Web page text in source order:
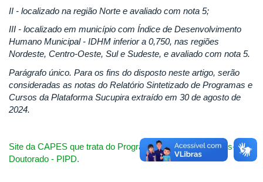
II - localizado na região Norte e avaliado com nota 5;
III - localizado em município com Índice de Desenvolvimento
Humano Municipal - IDHM inferior a 0,750, nas regiões
Nordeste, Centro-Oeste, Sul e Sudeste, e avaliado com nota 5.
Parágrafo único. Para os fins do disposto neste artigo, serão
consideradas as notas do Relatório Sintetizado de Programas e
Cursos da Plataforma Sucupira extraído em 30 de agosto de
2024.
Site da CAPES que trata do Programa Institucional de Pós-
Doutorado - PIPD.